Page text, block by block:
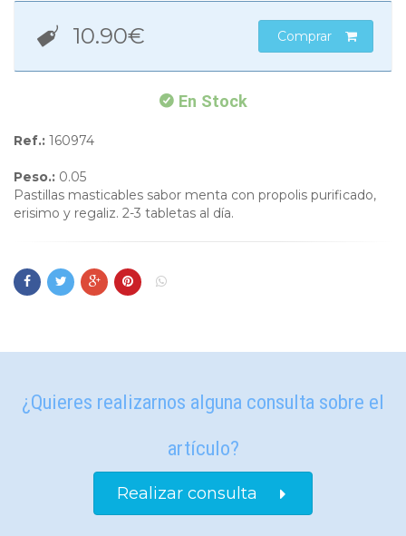
10.90€ Comprar
En Stock
Ref.: 160974
Peso.: 0.05
Pastillas masticables sabor menta con propolis purificado,
erisimo y regaliz. 2-3 tabletas al día.
¿Quieres realizarnos alguna consulta sobre el
artículo?
Realizar consulta